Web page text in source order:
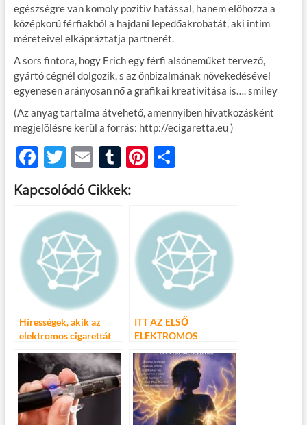
egészségre van komoly pozitív hatással, hanem előhozza a
középkorú férfiakból a hajdani lepedőakrobatát, aki intim
méreteivel elkápráztatja partnerét.
A sors fintora, hogy Erich egy férfi alsóneműket tervező,
gyártó cégnél dolgozik, s az önbizalmának növekedésével
egyenesen arányosan nő a grafikai kreativitása is…. smiley
(Az anyag tartalma átvehető, amennyiben hivatkozásként
megjelölésre kerül a forrás: http://ecigaretta.eu )
F
ac
e
b
o
o
k
T
w
itt
er
E
m
ail
T
u
m
Pi
es
O
m
e
g
Kapcsolódó Cikkek:
Hírességek, akik az
elektromos cigarettát
ITT AZ ELSŐ
ELEKTROMOS